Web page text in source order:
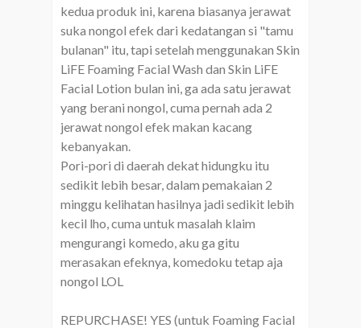
kedua produk ini, karena biasanya jerawat
suka nongol efek dari kedatangan si "tamu
bulanan" itu, tapi setelah menggunakan Skin
LiFE Foaming Facial Wash dan Skin LiFE
Facial Lotion bulan ini, ga ada satu jerawat
yang berani nongol, cuma pernah ada 2
jerawat nongol efek makan kacang
kebanyakan.
Pori-pori di daerah dekat hidungku itu
sedikit lebih besar, dalam pemakaian 2
minggu kelihatan hasilnya jadi sedikit lebih
kecil lho, cuma untuk masalah klaim
mengurangi komedo, aku ga gitu
merasakan efeknya, komedoku tetap aja
nongol LOL
REPURCHASE! YES (untuk Foaming Facial